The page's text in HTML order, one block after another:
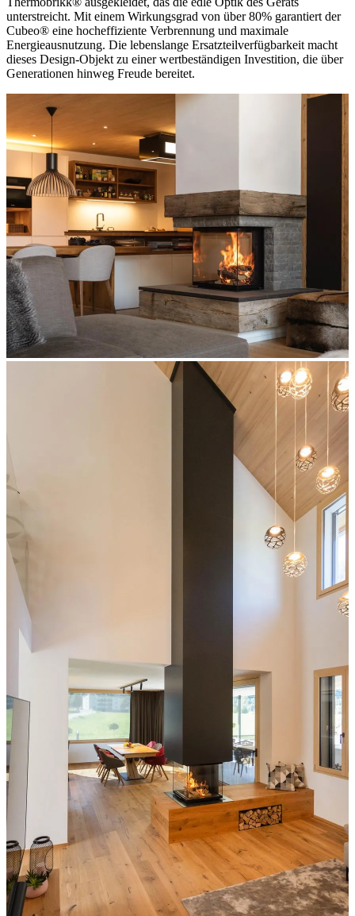
unterstreicht. Mit einem Wirkungsgrad von über 80% garantiert der
Cubeo® eine hocheffiziente Verbrennung und maximale
Energieausnutzung. Die lebenslange Ersatzteilverfügbarkeit macht
dieses Design-Objekt zu einer wertbeständigen Investition, die über
Generationen hinweg Freude bereitet.